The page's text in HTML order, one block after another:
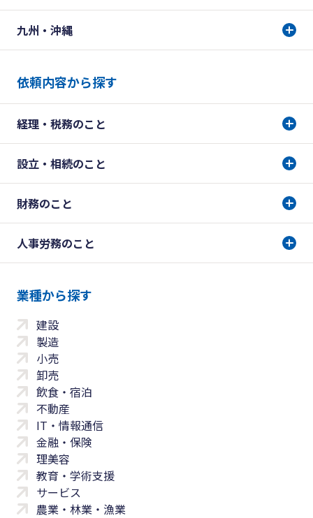
九州・沖縄
依頼内容から探す
経理・税務のこと
設立・相続のこと
財務のこと
人事労務のこと
業種から探す
建設
製造
小売
卸売
飲食・宿泊
不動産
IT・情報通信
金融・保険
理美容
教育・学術支援
サービス
農業・林業・漁業